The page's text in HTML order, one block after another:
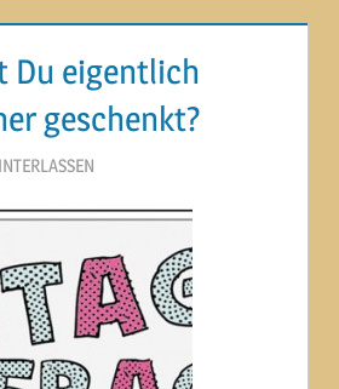
Du eigentlich
geschenkt?